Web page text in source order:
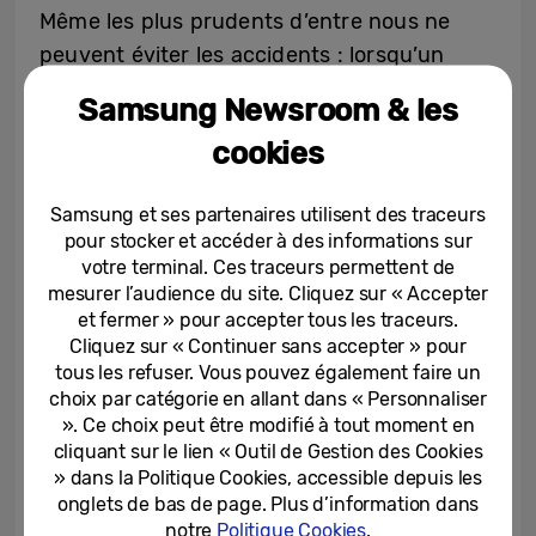
Même les plus prudents d’entre nous ne
peuvent éviter les accidents : lorsqu’un
personne ne sait qui peut accéder aux
C’est là où le Mode Maintenance de
Samsung entre en jeu[1]: spécialement
conçu pour protéger vos données
personnelles, il empêche quiconque
d’accéder à l’ensemble de vos données
lorsque votre appareil vous quitte pour
réparation.
Avec le Mode Maintenance, vous pouvez
configurer un profil d’utilisateur distinct et
Samsung Newsroom & les
cookies
Samsung et ses partenaires utilisent des traceurs
pour stocker et accéder à des informations sur
votre terminal. Ces traceurs permettent de
mesurer l’audience du site. Cliquez sur « Accepter
et fermer » pour accepter tous les traceurs.
Cliquez sur « Continuer sans accepter » pour
tous les refuser. Vous pouvez également faire un
choix par catégorie en allant dans « Personnaliser
». Ce choix peut être modifié à tout moment en
cliquant sur le lien « Outil de Gestion des Cookies
» dans la Politique Cookies, accessible depuis les
onglets de bas de page. Plus d’information dans
notre Politique Cookies.